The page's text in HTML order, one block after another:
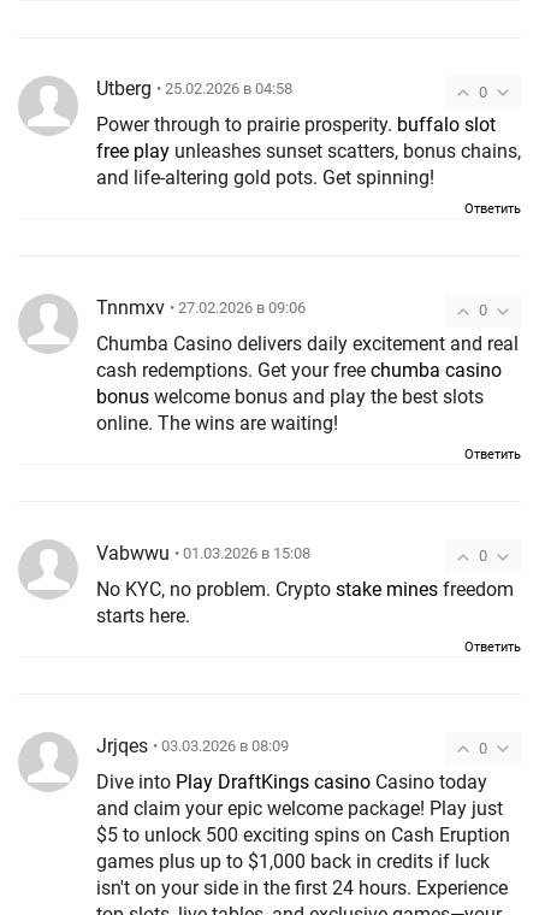
0
Utberg • 25.02.2026 в 04:58
Power through to prairie prosperity. buffalo slot
free play unleashes sunset scatters, bonus chains,
and life-altering gold pots. Get spinning!
Ответить
0
Tnnmxv • 27.02.2026 в 09:06
Chumba Casino delivers daily excitement and real
cash redemptions. Get your free chumba casino
bonus welcome bonus and play the best slots
online. The wins are waiting!
Ответить
0
Vabwwu • 01.03.2026 в 15:08
No KYC, no problem. Crypto stake mines
starts here.
Ответить
0
Jrjqes • 03.03.2026 в 08:09
Dive into Play DraftKings casino Casino today
and claim your epic welcome package! Play just
$5 to unlock 500 exciting spins on Cash Eruption
games plus up to $1,000 back in credits if luck
isn't on your side in the first 24 hours. Experience